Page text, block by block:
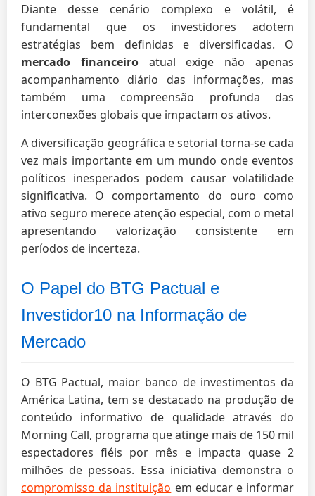
Diante desse cenário complexo e volátil, é
fundamental que os investidores adotem
estratégias bem definidas e diversificadas. O
mercado financeiroatual exige não apenas
acompanhamento diário das informações, mas
também uma compreensão profunda das
interconexões globais que impactam os ativos.
A diversificação geográfica e setorial torna-se cada
vez mais importante em um mundo onde eventos
políticos inesperados podem causar volatilidade
significativa. O comportamento do ouro como
ativo seguro merece atenção especial, com o metal
apresentando valorização consistente em
períodos de incerteza.
O Papel do BTG Pactual e
Investidor10 na Informação de
Mercado
O BTG Pactual, maior banco de investimentos da
América Latina, tem se destacado na produção de
conteúdo informativo de qualidade através do
Morning Call, programa que atinge mais de 150 mil
espectadores fiéis por mês e impacta quase 2
milhões de pessoas. Essa iniciativa demonstra o
compromisso da instituição em educar e informar